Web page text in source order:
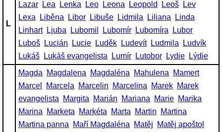
L
Lazar Lea Lenka Leo Leona Leopold Leoš
Lev
Lexa
Liběna Libor Libuše Lidmila Liliana
Linda
Linhart
Ljuba Lubomil Lubomír Lubomíra
Lubor
Luboš
Lucián Lucie Luděk Ludevít Ludmila
Ludvík
Lukáš
Lukáš evangelista Lumír Lutobor Lydie Lýdie
Magda Magdalena Magdaléna Mahulena
Mamert
Marcel
Marcela Marcelin Marcelina Marek Marek
evangelista
Margita Marián Mariana Marie Marika
Marina
Marketa Markéta Marta Martin
Martina
Martina panna
Maří Magdaléna Matěj
Matěj apoštol